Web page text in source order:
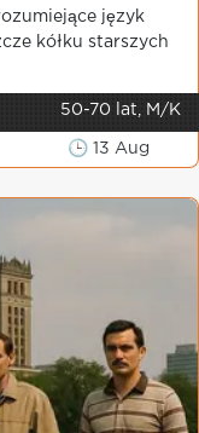
język
kółku starszych
50-70 lat, M/K
🕒 13 Aug